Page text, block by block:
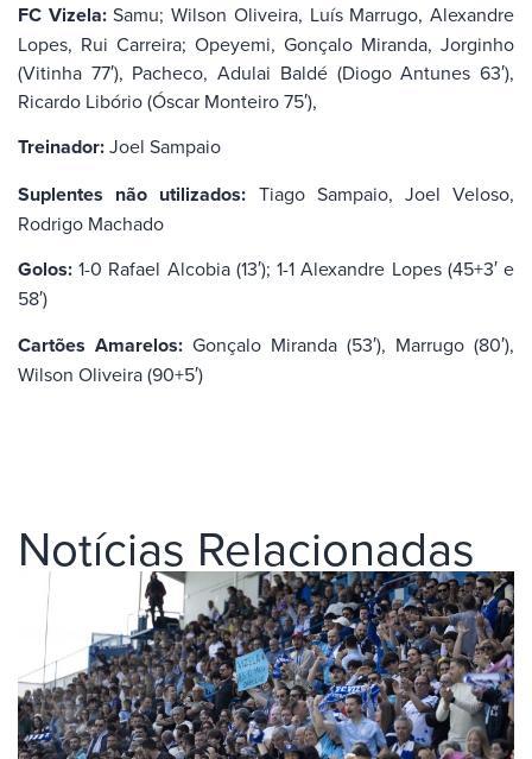
FC Vizela:Samu; Wilson Oliveira, Luís Marrugo, Alexandre
Lopes, Rui Carreira; Opeyemi, Gonçalo Miranda, Jorginho
(Vitinha 77′), Pacheco, Adulai Baldé (Diogo Antunes 63′),
Ricardo Libório (Óscar Monteiro 75′),
Treinador:Joel Sampaio
Suplentes não utilizados: Tiago Sampaio, Joel Veloso,
Rodrigo Machado
Golos: 1-0 Rafael Alcobia (13′); 1-1 Alexandre Lopes (45+3′ e
58′)
Cartões Amarelos: Gonçalo Miranda (53′), Marrugo (80′),
Wilson Oliveira (90+5′)
Notícias Relacionadas